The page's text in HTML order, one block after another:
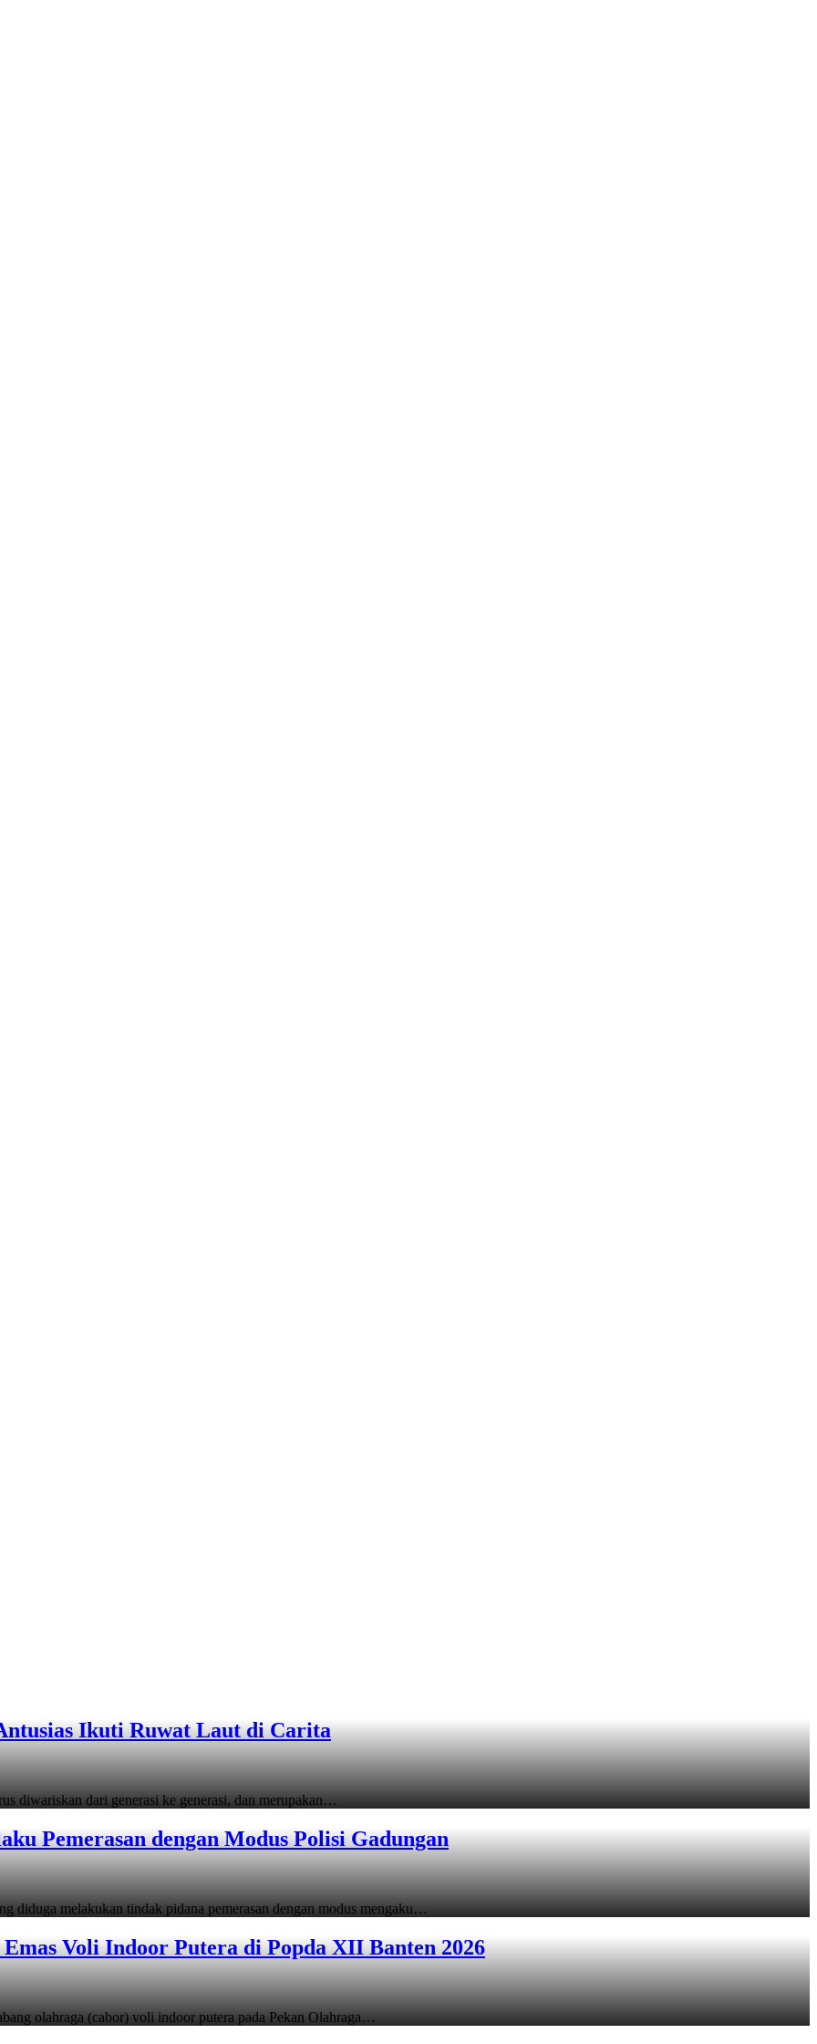
Ikuti Ruwat Laut di Carita
diwariskan dari generasi ke generasi, dan merupakan…
Pemerasan dengan Modus Polisi Gadungan
diduga melakukan tindak pidana pemerasan dengan modus mengaku…
Voli Indoor Putera di Popda XII Banten 2026
olahraga (cabor) voli indoor putera pada Pekan Olahraga…